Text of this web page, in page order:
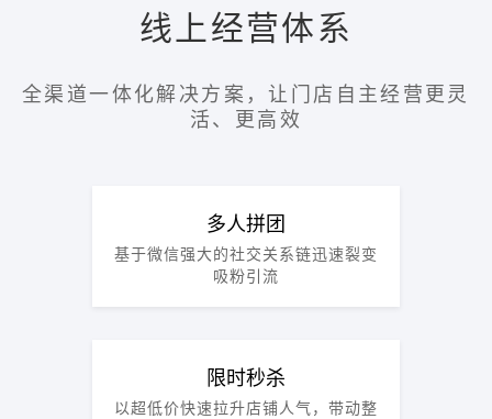
线上经营体系
全渠道一体化解决方案，让门店自主经营更灵
活、更高效
多人拼团
基于微信强大的社交关系链迅速裂变
吸粉引流
限时秒杀
以超低价快速拉升店铺人气，带动整